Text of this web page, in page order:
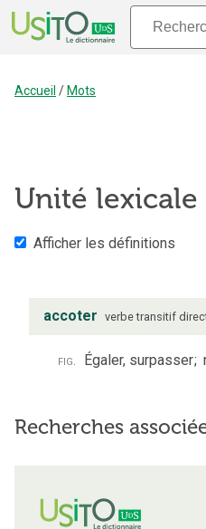
Accueil / Mots
Unité lexicale
Afficher les définitions
accoter verbe transitif
fig. Égaler, surpasser;
Recherches